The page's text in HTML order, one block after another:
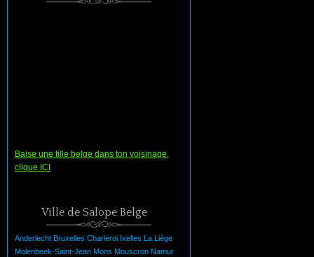
Baise une fille belge dans ton voisinage,
clique ICI
Ville de Salope Belge
Anderlecht Bruxelles Charleroi Ixelles La Liège
Molenbeek-Saint-Jean Mons Mouscron Namur